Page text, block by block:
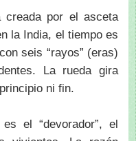
creada por el asceta
la India, el tiempo es
seis “rayos” (eras)
La rueda gira
ni fin.
el “devorador”, el